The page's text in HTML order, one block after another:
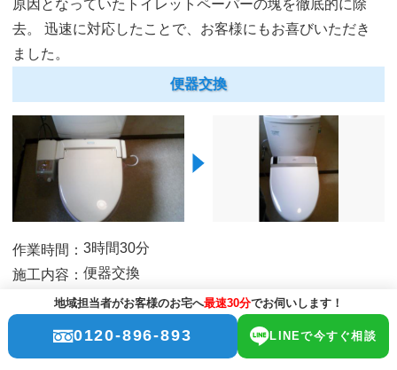
原因となっていたトイレットペーパーの塊を徹底的に除
去。
迅速に対応したことで、お客様にもお喜びいただき
ました。
便器交換
作業時間：3時間30分
施工内容：便器交換
費用：
145,000円（税抜）
「便器が古くなり水漏れもでてきた」とのご相談を受けま
した。最新の節水型便器への交換工事を行い、水漏れを
地域担当者がお客様のお宅へ最速30分でお伺いします！
0120-896-893 LINEで今すぐ相談